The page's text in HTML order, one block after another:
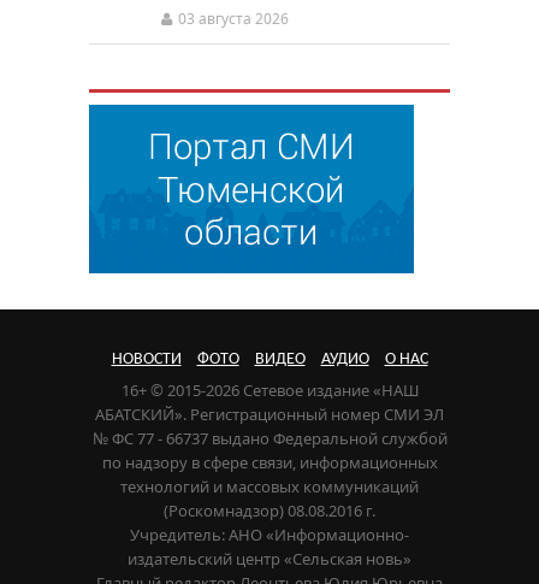
03 августа 2026
НОВОСТИ ФОТО ВИДЕО АУДИО О НАС
16+ © 2015-2026 Сетевое издание «НАШ
АБАТСКИЙ». Регистрационный номер СМИ ЭЛ
№ ФС 77 - 66737 выдано Федеральной службой
по надзору в сфере связи, информационных
технологий и массовых коммуникаций
(Роскомнадзор) 08.08.2016 г.
Учредитель: АНО «Информационно-
издательский центр «Сельская новь»